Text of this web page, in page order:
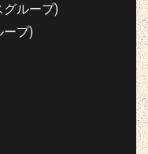
ループ)
ープ)